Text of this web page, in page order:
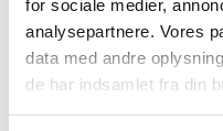
for sociale medier,
analysepartnere. Vores
data med andre
de har indsamlet fra din
Vi synger tre sange fra
Slyngborg giver dem liv
sangenes baggrund og
ikke længe, men giver